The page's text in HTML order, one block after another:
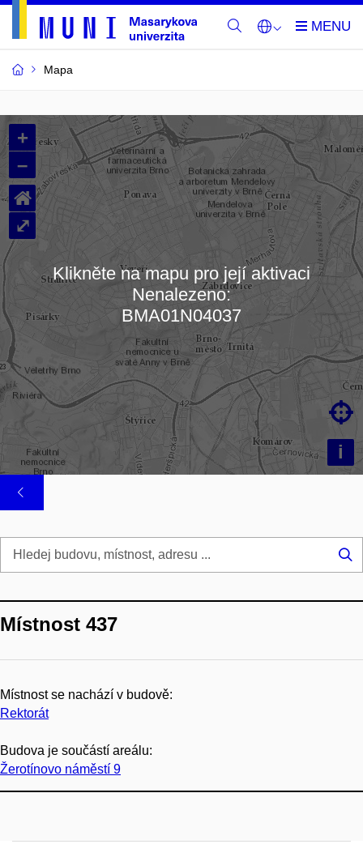
Mapa
Budovy
a
místnosti
MU
Načítám mapu…
+
–
i

⌂
⤢
Klikněte na mapu pro její aktivaci
Nenalezeno:
BMA01N04037
Místnost 437
Místnost se nachází v budově:
Rektorát
Budova je součástí areálu:
Žerotínovo náměstí 9